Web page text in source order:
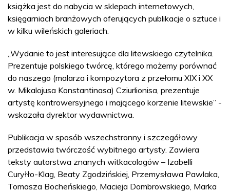
książka jest do nabycia w sklepach internetowych,
księgarniach branżowych oferujących publikacje o sztuce i
w kilku wileńskich galeriach.
„Wydanie to jest interesujące dla litewskiego czytelnika.
Prezentuje polskiego twórcę, którego możemy porównać
do naszego (malarza i kompozytora z przełomu XIX i XX
w. Mikalojusa Konstantinasa) Cziurlionisa, prezentuje
artystę kontrowersyjnego i mającego korzenie litewskie” -
wskazała dyrektor wydawnictwa.
Publikacja w sposób wszechstronny i szczegółowy
przedstawia twórczość wybitnego artysty. Zawiera
teksty autorstwa znanych witkacologów – Izabelli
Curyłło-Klag, Beaty Zgodzińskiej, Przemysława Pawlaka,
Tomasza Bocheńskiego, Macieja Dombrowskiego, Marka